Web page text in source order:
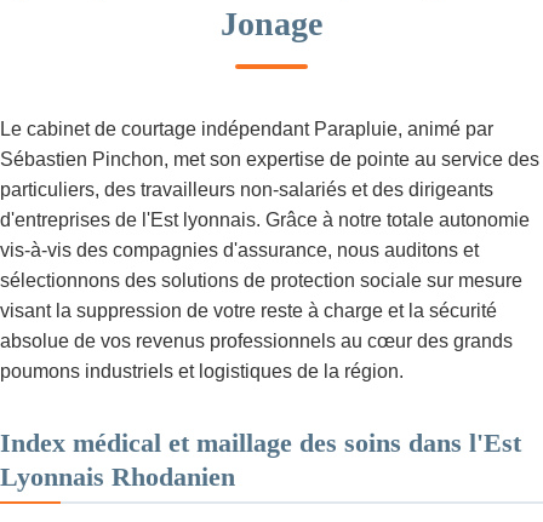
Jonage
Le cabinet de courtage indépendant Parapluie, animé par
Sébastien Pinchon, met son expertise de pointe au service des
particuliers, des travailleurs non-salariés et des dirigeants
d'entreprises de l'Est lyonnais. Grâce à notre totale autonomie
vis-à-vis des compagnies d'assurance, nous auditons et
sélectionnons des solutions de protection sociale sur mesure
visant la suppression de votre reste à charge et la sécurité
absolue de vos revenus professionnels au cœur des grands
poumons industriels et logistiques de la région.
Index médical et maillage des soins dans l'Est
Lyonnais Rhodanien